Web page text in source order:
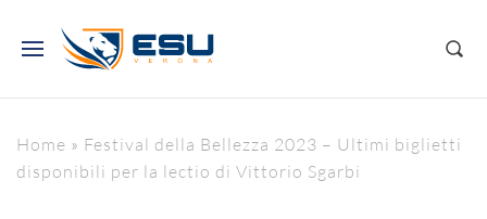
Home » Festival della Bellezza 2023 – Ultimi biglietti
disponibili per la lectio di Vittorio Sgarbi